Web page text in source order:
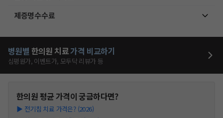
제증명수수료
병원별 한의원 치료가격 비교하기
심평원가, 이벤트가, 모두닥 리뷰가 등
한의원평균 가격이 궁금하다면?
▶ 전기침 치료 가격은? (2026)